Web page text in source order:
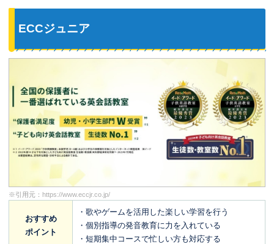
ECCジュニア
※引用元： https://www.eccjr.co.jp/
おすすめ
ポイント
・歌やゲームを活用した楽しい学習を行う
・個別指導の発音教育に力を入れている
・短期集中コースで忙しい方も対応する